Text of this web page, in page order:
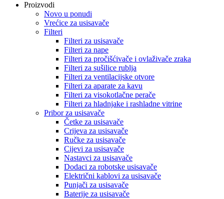
Proizvodi
Novo u ponudi
Vrećice za usisavače
Filteri
Filteri za usisavače
Filteri za nape
Filteri za pročišćivače i ovlaživače zraka
Filteri za sušilice rublja
Filteri za ventilacijske otvore
Filteri za aparate za kavu
Filteri za visokotlačne perače
Filteri za hladnjake i rashladne vitrine
Pribor za usisavače
Četke za usisavače
Crijeva za usisavače
Ručke za usisavače
Cijevi za usisavače
Nastavci za usisavače
Dodaci za robotske usisavače
Električni kablovi za usisavače
Punjači za usisavače
Baterije za usisavače